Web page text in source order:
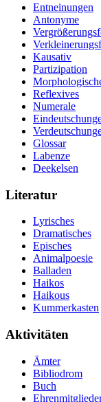
Entneinungen
Antonyme
Kausativ
Partizipation
Reflexives
Numerale
Glossar
Labenze
Deekelsen
Literatur
Lyrisches
Dramatisches
Episches
Animalpoesie
Balladen
Haikos
Haikous
Kummerkasten
Aktivitäten
Ämter
Bibliodrom
Buch